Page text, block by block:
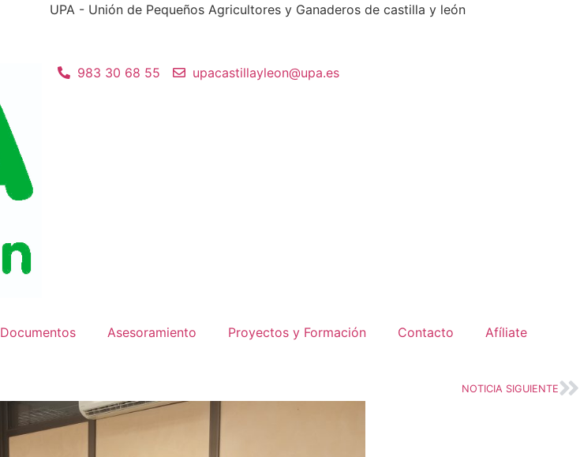
UPA - Unión de Pequeños Agricultores y Ganaderos de castilla y león
983 30 68 55 upacastillayleon@upa.es
Documentos Asesoramiento Proyectos y Formación Contacto Afíliate
NOTICIA SIGUIENTE